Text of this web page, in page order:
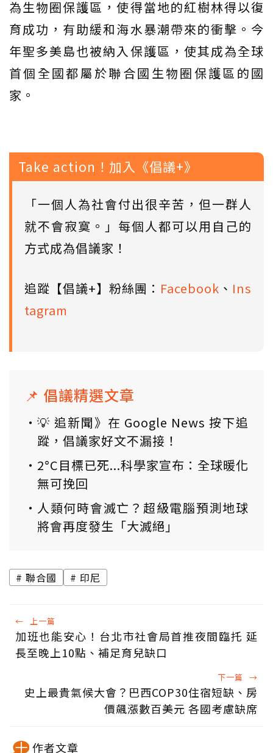
為生物圈保護區，使得當地的紅樹林得以復
育成功，有助緩和海水暴潮帶來的衝擊。今
年聖多美島也被納入保護區，使其成為全球
首個全國都屬於聯合國生物圈保護區的國
家。
Take action！加入《倡議+》
「一個人為社會付出很辛苦，但一群人
就不會寂寞。」每個人都可以用自己的
方式成為倡議家！
追蹤【倡議+】粉絲團： Facebook 、 Ins
tagram
📌 倡議精選文章
💡 追新聞》在 Google News 按下追
蹤，倡議家好文不漏接！
2°C目標已死...科學家宣布：全球暖化
無可挽回
人類何時會滅亡？超級電腦預測地球
將會再度發生「大滅絕」
聯合國 印尼
← 上一篇
加班也能安心！台北市社會局首推夜間臨托 延
長至晚上10點、補足育兒缺口
下一篇 →
史上最貴氣候大會？巴西COP30住宿短缺、房
價飆漲數百美元 各國考慮缺席
作者文章